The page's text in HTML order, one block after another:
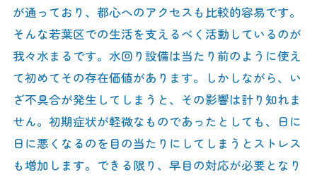
が通っており、都心へのアクセスも比較的容易です。
そんな若葉区での生活を支えるべく活動しているのが
我々水まるです。水回り設備は当たり前のように使え
て初めてその存在価値があります。しかしながら、い
ざ不具合が発生してしまうと、その影響は計り知れま
せん。初期症状が軽微なものであったとしても、日に
日に悪くなるのを目の当たりにしてしまうとストレス
も増加します。できる限り、早目の対応が必要となり